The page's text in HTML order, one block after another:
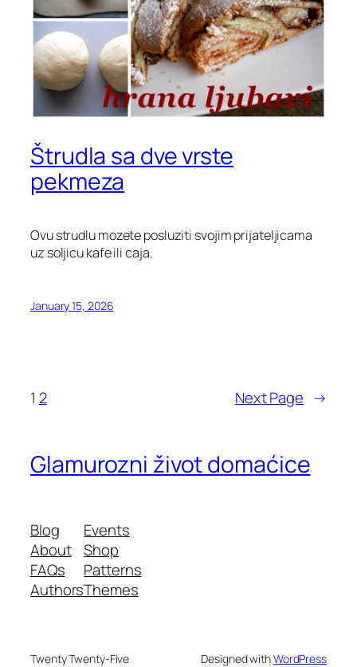
Štrudla sa dve vrste
pekmeza
Ovu strudlu mozete posluziti svojim prijateljicama
uz soljicu kafe ili caja.
January 15, 2026
1 2 Next Page →
Glamurozni život domaćice
Blog
About
FAQs
Authors
Events
Shop
Patterns
Themes
Twenty Twenty-Five Designed withWordPress